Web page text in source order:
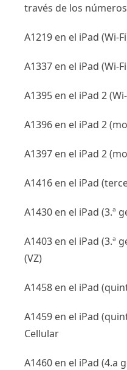
través de los
A1219 en el iPad (Wi-
A1337 en el iPad (Wi-
A1395 en el iPad 2
A1396 en el iPad 2
A1397 en el iPad 2
A1416 en el iPad
A1430 en el iPad (3.ª
A1403 en el iPad (3.ª
(VZ)
A1458 en el iPad
A1459 en el iPad
Cellular
A1460 en el iPad (4.a